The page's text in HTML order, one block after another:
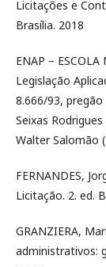
Licitações e
Brasília. 2018
ENAP –
Legislação
8.666/93,
Seixas
Walter Salomão
FERNANDES,
Licitação. 2. ed.
GRANZIERA,
administrativos: